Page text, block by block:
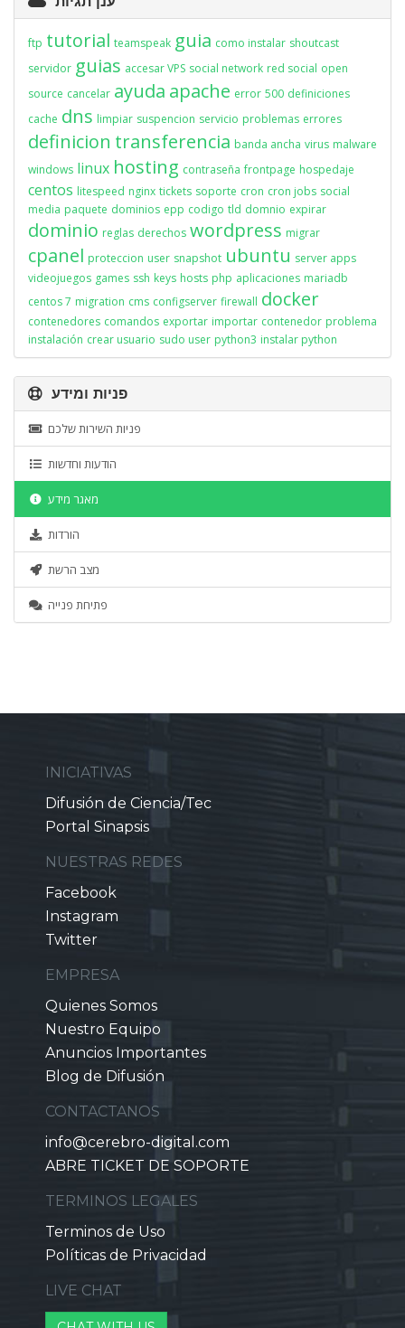
ftp tutorial teamspeak guia como instalar shoutcast
servidor guias accesar VPS social network red social open
source cancelar ayuda apache error 500 definiciones
cache dns limpiar suspencion servicio problemas errores
definicion transferencia banda ancha virus malware
windows linux hosting contraseña frontpage hospedaje
centos litespeed nginx tickets soporte cron cron jobs social
media paquete dominios epp codigo tld domnio expirar
dominio reglas derechos wordpress migrar
cpanel proteccion user snapshot ubuntu server apps
videojuegos games ssh keys hosts php aplicaciones mariadb
centos 7 migration cms configserver firewall docker
contenedores comandos exportar importar contenedor problema
instalación crear usuario sudo user python3 instalar python
פניות ומידע
פניות השירות שלכם
הודעות וחדשות
מאגר מידע
הורדות
מצב הרשת
פתיחת פנייה
INICIATIVAS
Difusión de Ciencia/Tec
Portal Sinapsis
NUESTRAS REDES
Facebook
Instagram
Twitter
EMPRESA
Quienes Somos
Nuestro Equipo
Anuncios Importantes
Blog de Difusión
CONTACTANOS
info@cerebro-digital.com
ABRE TICKET DE SOPORTE
TERMINOS LEGALES
Terminos de Uso
Políticas de Privacidad
LIVE CHAT